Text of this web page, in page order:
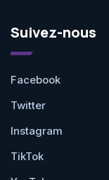
Suivez-nous
Facebook
Twitter
Instagram
TikTok